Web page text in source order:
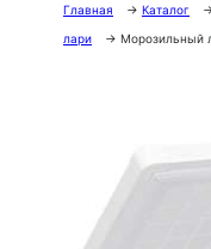
Главная → Каталог
лари
→ Морозильный